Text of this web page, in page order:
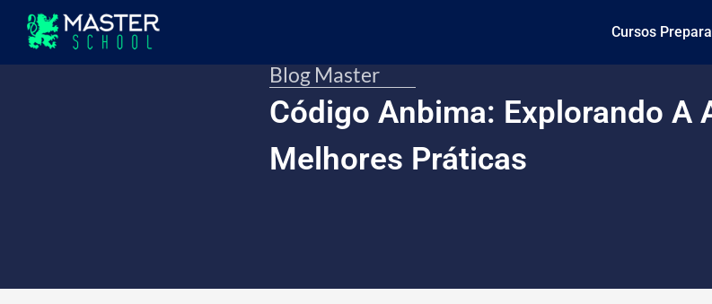
Cursos
Blog Master
Código Anbima: Explorando A
Melhores Práticas